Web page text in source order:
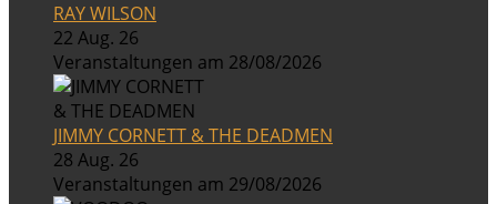
RAY WILSON
22 Aug. 26
Veranstaltungen am 28/08/2026
JIMMY CORNETT & THE DEADMEN
28 Aug. 26
Veranstaltungen am 29/08/2026